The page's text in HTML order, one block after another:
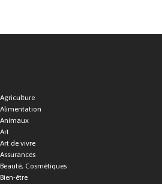
Agriculture
Alimentation
Animaux
Art
Art de vivre
Assurances
Beauté, Cosmétiques
Bien-être